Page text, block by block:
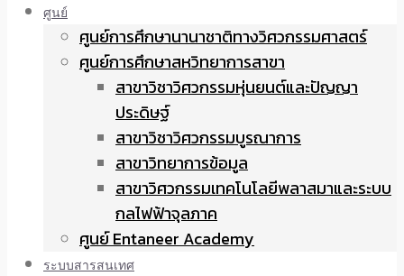
ศูนย์
ศูนย์การศึกษานานาชาติทางวิศวกรรมศาสตร์
ศูนย์การศึกษาสหวิทยาการสาขา
สาขาวิชาวิศวกรรมหุ่นยนต์และปัญญา
ประดิษฐ์
สาขาวิชาวิศวกรรมบูรณาการ
สาขาวิทยาการข้อมูล
สาขาวิศวกรรมเทคโนโลยีพลาสมาและระบบ
กลไฟฟ้าจุลภาค
ศูนย์ Entaneer Academy
ระบบสารสนเทศ